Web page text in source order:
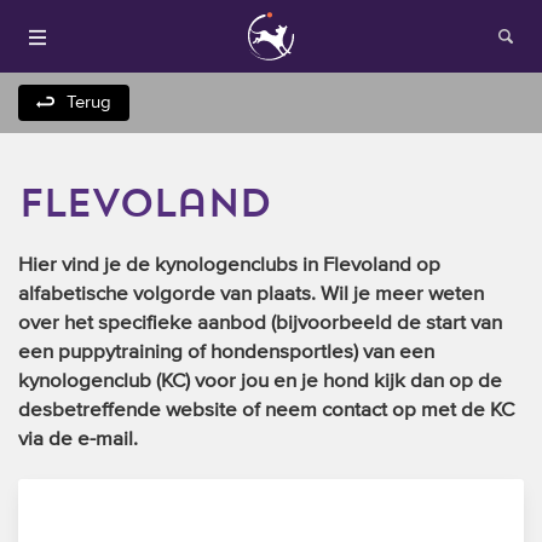
Houden van honden
Fokken met je hond
Terug
flevoland
Hier vind je de kynologenclubs in Flevoland op
alfabetische volgorde van plaats. Wil je meer weten
over het specifieke aanbod (bijvoorbeeld de start van
een puppytraining of hondensportles) van een
kynologenclub (KC) voor jou en je hond kijk dan op de
desbetreffende website of neem contact op met de KC
via de e-mail.